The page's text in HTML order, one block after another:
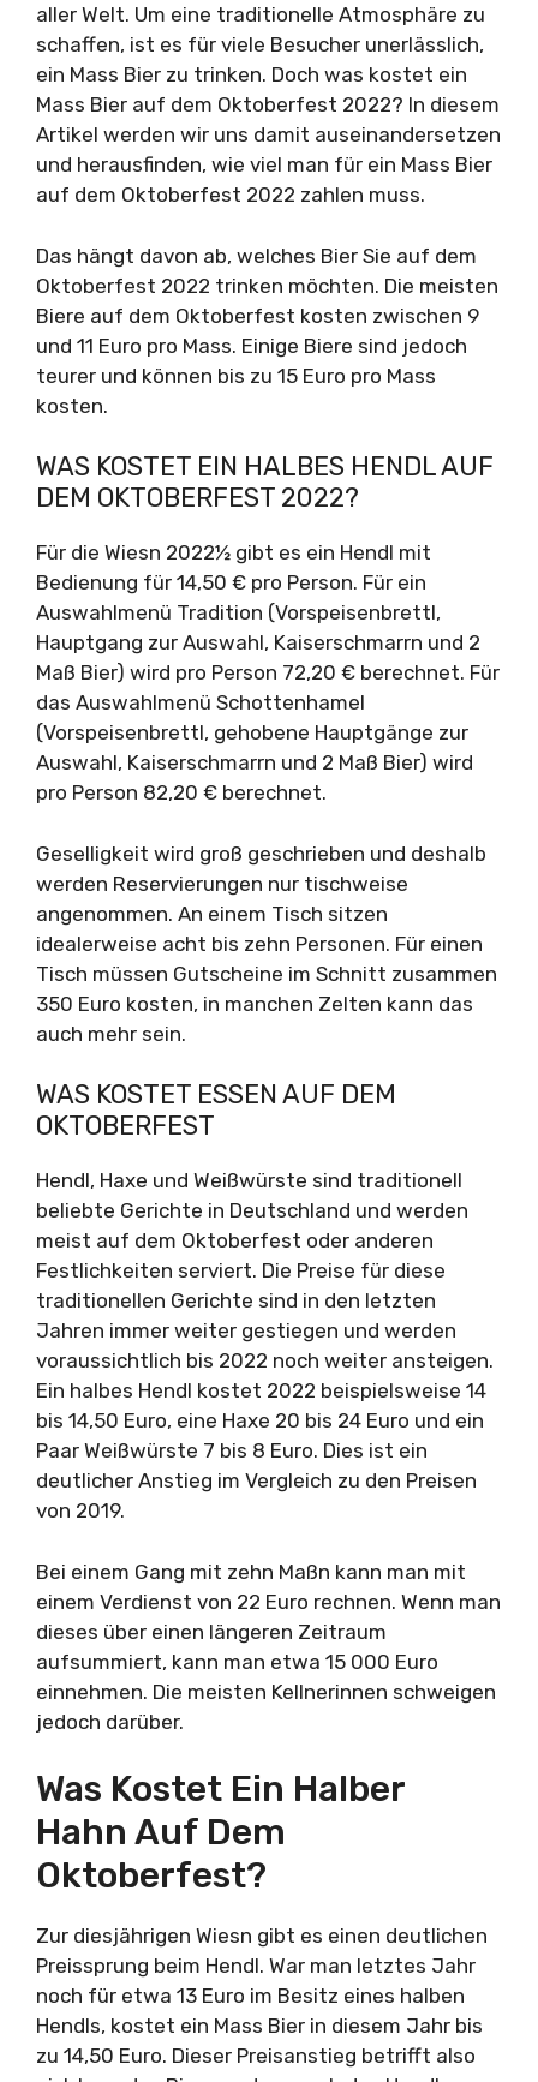
aller Welt. Um eine traditionelle Atmosphäre zu
schaffen, ist es für viele Besucher unerlässlich,
ein Mass Bier zu trinken. Doch was kostet ein
Mass Bier auf dem Oktoberfest 2022? In diesem
Artikel werden wir uns damit auseinandersetzen
und herausfinden, wie viel man für ein Mass Bier
auf dem Oktoberfest 2022 zahlen muss.
Das hängt davon ab, welches Bier Sie auf dem
Oktoberfest 2022 trinken möchten. Die meisten
Biere auf dem Oktoberfest kosten zwischen 9
und 11 Euro pro Mass. Einige Biere sind jedoch
teurer und können bis zu 15 Euro pro Mass
kosten.
WAS KOSTET EIN HALBES HENDL AUF
DEM OKTOBERFEST 2022?
Für die Wiesn 2022½ gibt es ein Hendl mit
Bedienung für 14,50 € pro Person. Für ein
Auswahlmenü Tradition (Vorspeisenbrettl,
Hauptgang zur Auswahl, Kaiserschmarrn und 2
Maß Bier) wird pro Person 72,20 € berechnet. Für
das Auswahlmenü Schottenhamel
(Vorspeisenbrettl, gehobene Hauptgänge zur
Auswahl, Kaiserschmarrn und 2 Maß Bier) wird
pro Person 82,20 € berechnet.
Geselligkeit wird groß geschrieben und deshalb
werden Reservierungen nur tischweise
angenommen. An einem Tisch sitzen
idealerweise acht bis zehn Personen. Für einen
Tisch müssen Gutscheine im Schnitt zusammen
350 Euro kosten, in manchen Zelten kann das
auch mehr sein.
WAS KOSTET ESSEN AUF DEM
OKTOBERFEST
Hendl, Haxe und Weißwürste sind traditionell
beliebte Gerichte in Deutschland und werden
meist auf dem Oktoberfest oder anderen
Festlichkeiten serviert. Die Preise für diese
traditionellen Gerichte sind in den letzten
Jahren immer weiter gestiegen und werden
voraussichtlich bis 2022 noch weiter ansteigen.
Ein halbes Hendl kostet 2022 beispielsweise 14
bis 14,50 Euro, eine Haxe 20 bis 24 Euro und ein
Paar Weißwürste 7 bis 8 Euro. Dies ist ein
deutlicher Anstieg im Vergleich zu den Preisen
von 2019.
Bei einem Gang mit zehn Maßn kann man mit
einem Verdienst von 22 Euro rechnen. Wenn man
dieses über einen längeren Zeitraum
aufsummiert, kann man etwa 15 000 Euro
einnehmen. Die meisten Kellnerinnen schweigen
jedoch darüber.
Was Kostet Ein Halber
Hahn Auf Dem
Oktoberfest?
Zur diesjährigen Wiesn gibt es einen deutlichen
Preissprung beim Hendl. War man letztes Jahr
noch für etwa 13 Euro im Besitz eines halben
Hendls, kostet ein Mass Bier in diesem Jahr bis
zu 14,50 Euro. Dieser Preisanstieg betrifft also